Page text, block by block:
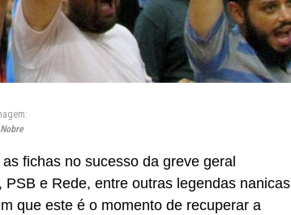
fichas no sucesso da greve geral
e Rede, entre outras legendas nanicas
que este é o momento de recuperar a